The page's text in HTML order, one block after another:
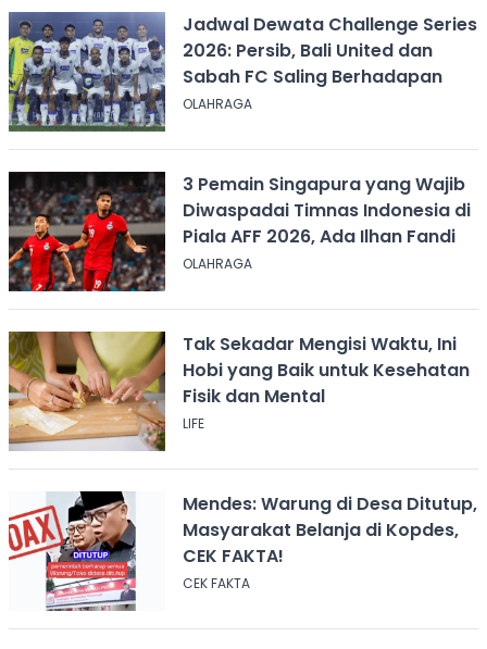
Jadwal Dewata Challenge Series
2026: Persib, Bali United dan
Sabah FC Saling Berhadapan
OLAHRAGA
3 Pemain Singapura yang Wajib
Diwaspadai Timnas Indonesia di
Piala AFF 2026, Ada Ilhan Fandi
OLAHRAGA
Tak Sekadar Mengisi Waktu, Ini
Hobi yang Baik untuk Kesehatan
Fisik dan Mental
LIFE
Mendes: Warung di Desa Ditutup,
Masyarakat Belanja di Kopdes,
CEK FAKTA!
CEK FAKTA